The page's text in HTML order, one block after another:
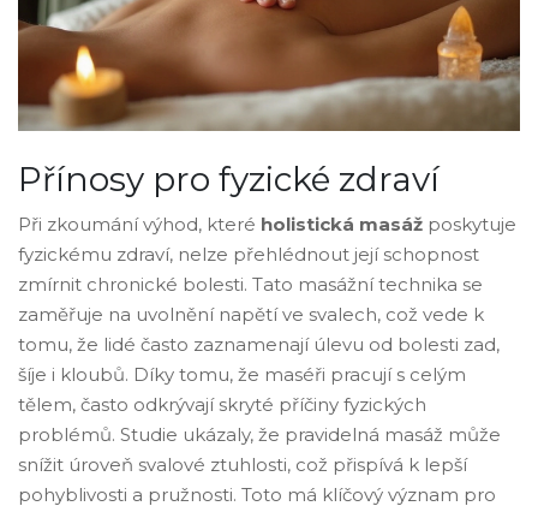
Přínosy pro fyzické zdraví
Při zkoumání výhod, které holistická masáž poskytuje
fyzickému zdraví, nelze přehlédnout její schopnost
zmírnit chronické bolesti. Tato masážní technika se
zaměřuje na uvolnění napětí ve svalech, což vede k
tomu, že lidé často zaznamenají úlevu od bolesti zad,
šíje i kloubů. Díky tomu, že maséři pracují s celým
tělem, často odkrývají skryté příčiny fyzických
problémů. Studie ukázaly, že pravidelná masáž může
snížit úroveň svalové ztuhlosti, což přispívá k lepší
pohyblivosti a pružnosti. Toto má klíčový význam pro